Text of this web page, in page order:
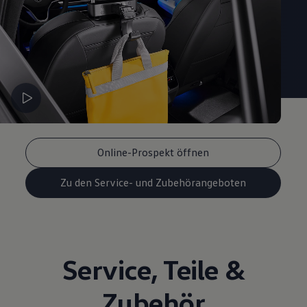
Magazin
Lifestyle
Transport
Familie
Elektromobilität
Volkswagen R
Pannen- und Unfallhilfe
Volkswagen Kundenbetreuung
Online-Prospekt öffnen
Zu den Service- und Zubehörangeboten
Service, Teile &